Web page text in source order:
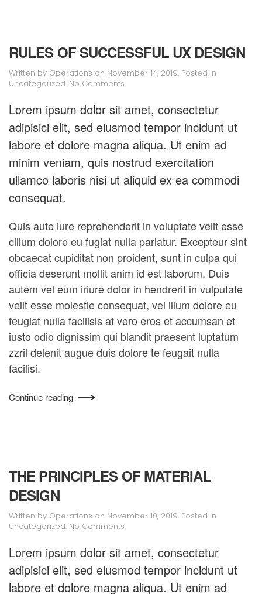
RULES OF SUCCESSFUL UX DESIGN
Written by Operations on November 14, 2019. Posted in
Uncategorized. No Comments
Successful
UX
Design
Lorem ipsum dolor sit amet, consectetur
adipisici elit, sed eiusmod tempor incidunt ut
labore et dolore magna aliqua. Ut enim ad
minim veniam, quis nostrud exercitation
ullamco laboris nisi ut aliquid ex ea commodi
consequat.
Quis aute iure reprehenderit in voluptate velit esse
cillum dolore eu fugiat nulla pariatur. Excepteur sint
obcaecat cupiditat non proident, sunt in culpa qui
officia deserunt mollit anim id est laborum. Duis
autem vel eum iriure dolor in hendrerit in vulputate
velit esse molestie consequat, vel illum dolore eu
feugiat nulla facilisis at vero eros et accumsan et
iusto odio dignissim qui blandit praesent luptatum
zzril delenit augue duis dolore te feugait nulla
facilisi.
Continue reading
THE PRINCIPLES OF MATERIAL
DESIGN
Written by Operations on November 10, 2019. Posted in
Uncategorized. No Comments
Principles
of
Material
Lorem ipsum dolor sit amet, consectetur
adipisici elit, sed eiusmod tempor incidunt ut
labore et dolore magna aliqua. Ut enim ad